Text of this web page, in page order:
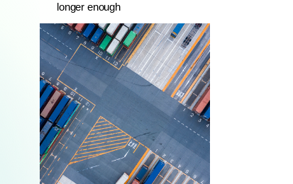
longer enough